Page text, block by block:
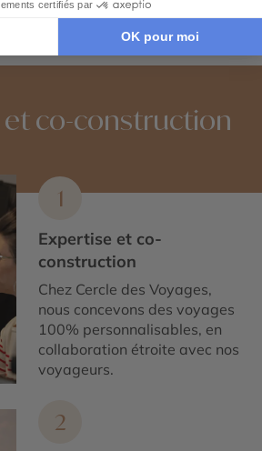
accompagné en Islande
et co-construction
1
Expertise et co-
construction
Chez Cercle des Voyages,
nous concevons des voyages
100% personnalisables, en
collaboration étroite avec nos
voyageurs.
2